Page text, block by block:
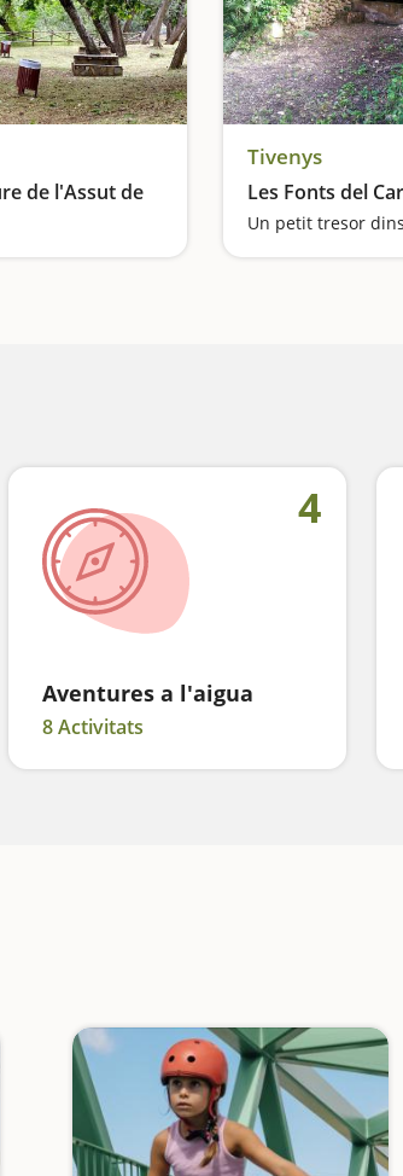
de l'Assut de
Pícnic al costat d'una platja fluvial
Tivenys
Les Fonts del
4
Aventures a l'aigua
8 Activitats